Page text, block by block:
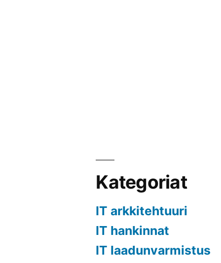
Kategoriat
IT arkkitehtuuri
IT hankinnat
IT laadunvarmistus